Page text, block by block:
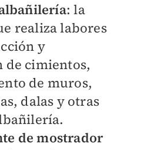
: la
realiza labores
y
de cimientos,
de muros,
dalas y otras
de mostrador